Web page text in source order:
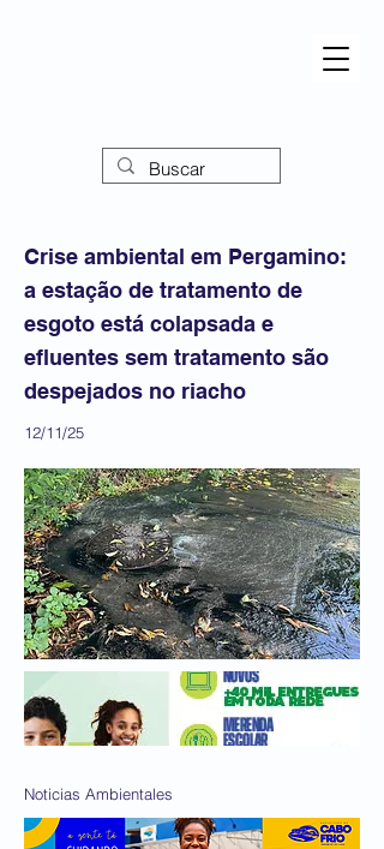
Crise ambiental em Pergamino:
a estação de tratamento de
esgoto está colapsada e
efluentes sem tratamento são
despejados no riacho
12/11/25
Noticias Ambientales